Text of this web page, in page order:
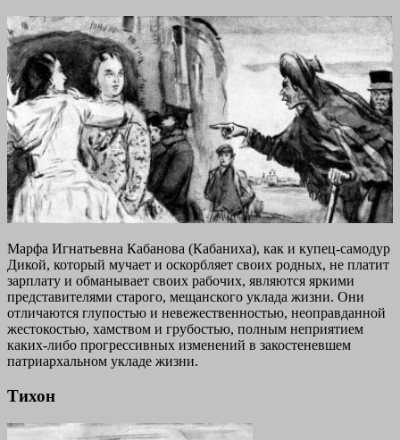
Марфа Игнатьевна Кабанова (Кабаниха), как и купец-самодур
Дикой, который мучает и оскорбляет своих родных, не платит
зарплату и обманывает своих рабочих, являются яркими
представителями старого, мещанского уклада жизни. Они
отличаются глупостью и невежественностью, неоправданной
жестокостью, хамством и грубостью, полным неприятием
каких-либо прогрессивных изменений в закостеневшем
патриархальном укладе жизни.
Тихон